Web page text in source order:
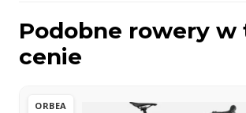
Podobne rowery w
cenie
ORBEA